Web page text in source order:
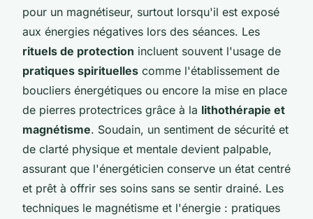
pour un magnétiseur, surtout lorsqu'il est exposé
aux énergies négatives lors des séances. Les
rituels de protection incluent souvent l'usage de
pratiques spirituelles comme l'établissement de
boucliers énergétiques ou encore la mise en place
de pierres protectrices grâce à la lithothérapie et
magnétisme. Soudain, un sentiment de sécurité et
de clarté physique et mentale devient palpable,
assurant que l'énergéticien conserve un état centré
et prêt à offrir ses soins sans se sentir drainé. Les
techniques le magnétisme et l'énergie : pratiques